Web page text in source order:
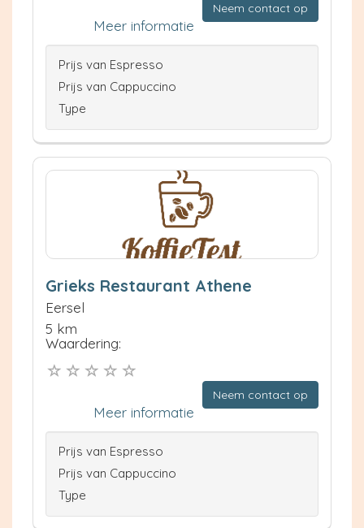
Neem contact op
Meer informatie
Prijs van Espresso
Prijs van Cappuccino
Type
Grieks Restaurant Athene
Eersel
5 km
Waardering:
Neem contact op
Meer informatie
Prijs van Espresso
Prijs van Cappuccino
Type